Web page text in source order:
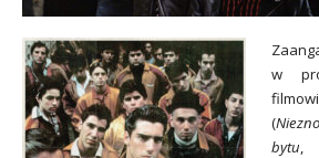
w
(
bytu